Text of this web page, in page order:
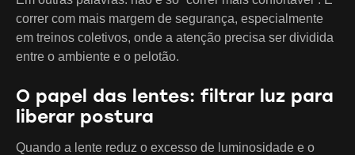
correr com mais margem de segurança, especialmente
em treinos coletivos, onde a atenção precisa ser dividida
entre o ambiente e o pelotão.
O papel das lentes: filtrar luz para
liberar postura
Quando a lente reduz o excesso de luminosidade e o